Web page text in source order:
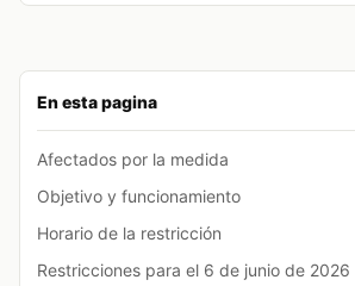
En esta pagina
Afectados por la medida
Objetivo y funcionamiento
Horario de la restricción
Restricciones para el 6 de junio de 2026